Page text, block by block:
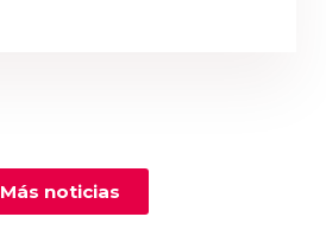
Más noticias